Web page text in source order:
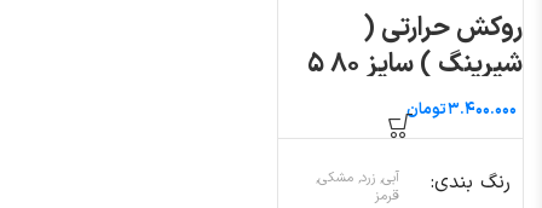
روکش حرارتی (
شیرینگ ) سایز ۸۰ ۵
متری
تومان
رنگ بندی
آبی, زرد, مشکی,
قرمز